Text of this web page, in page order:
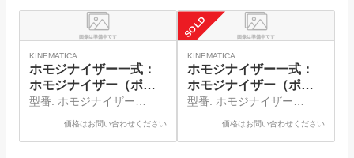
KINEMATICA
ホモジナイザー一式：
ホモジナイザー（ポリ
トロン）、シャフトジ
ェネレータ
型番: ホモジナイザー
（PT1300D）、シャフトジ
価格はお問い合わせください
SOLD
KINEMATICA
ホモジナイザー一式：
ホモジナイザー（ポリ
トロン）、シャフトジ
ェネレータ
型番: ホモジナイザー
（PT1200E）、シャフトジ
価格はお問い合わせください